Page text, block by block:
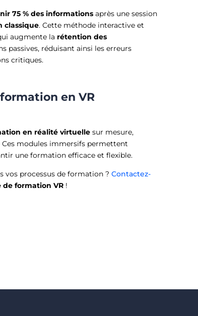
75 % des informations après une session
classique. Cette méthode interactive et
augmente la rétention des
passives, réduisant ainsi les erreurs
critiques.
en VR
en réalité virtuelle sur mesure,
Ces modules immersifs permettent
une formation efficace et flexible.
vos processus de formation ?Contactez-
de formation VR !